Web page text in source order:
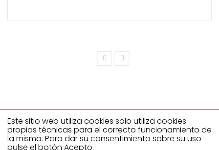
Este sitio web utiliza cookies solo utiliza cookies
propias técnicas para el correcto funcionamiento de
la misma. Para dar su consentimiento sobre su uso
pulse el botón Acepto.
Climahostelería SL